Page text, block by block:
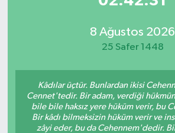
8 Ağustos 2026
25 Safer 1448
Kâdılar üçtür. Bunlardan ikisi
Cennet'tedir. Bir adam, verdiği
bile bile haksız yere hüküm verir, bu
Bir kâdı bilmeksizin hüküm verir ve
zâyi eder, bu da Cehennem'dedir.